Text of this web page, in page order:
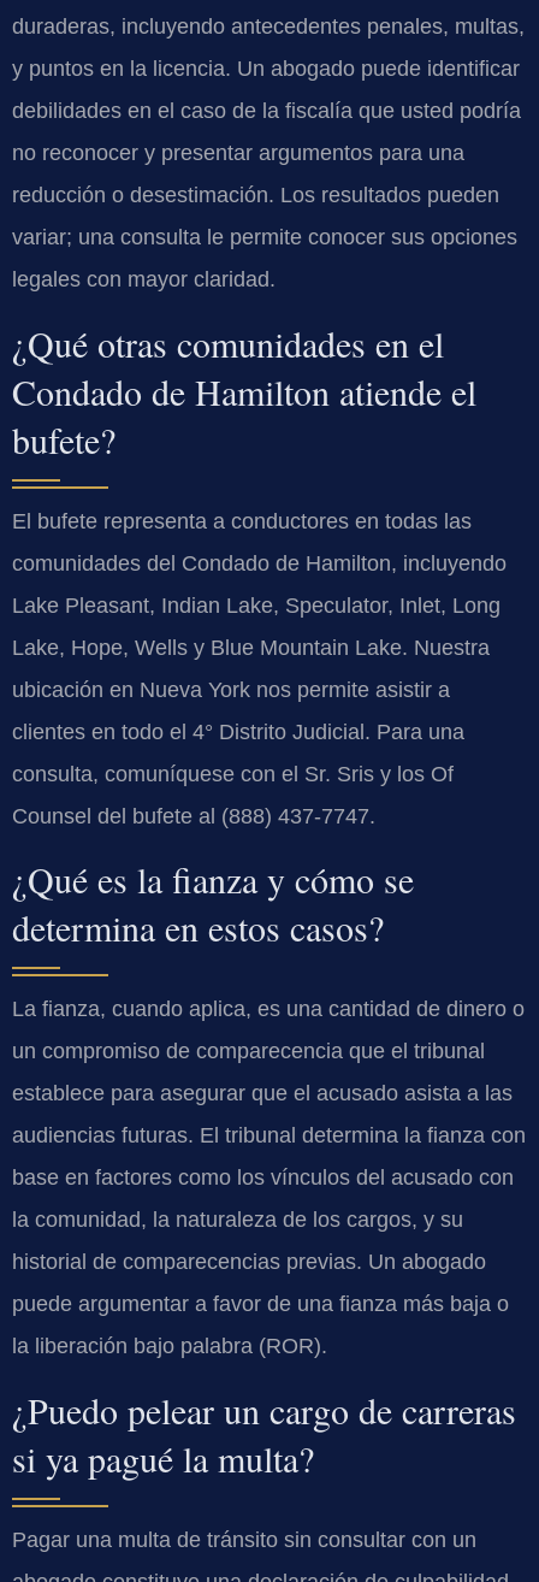
duraderas, incluyendo antecedentes penales, multas,
y puntos en la licencia. Un abogado puede identificar
debilidades en el caso de la fiscalía que usted podría
no reconocer y presentar argumentos para una
reducción o desestimación. Los resultados pueden
variar; una consulta le permite conocer sus opciones
legales con mayor claridad.
¿Qué otras comunidades en el
Condado de Hamilton atiende el
bufete?
El bufete representa a conductores en todas las
comunidades del Condado de Hamilton, incluyendo
Lake Pleasant, Indian Lake, Speculator, Inlet, Long
Lake, Hope, Wells y Blue Mountain Lake. Nuestra
ubicación en Nueva York nos permite asistir a
clientes en todo el 4° Distrito Judicial. Para una
consulta, comuníquese con el Sr. Sris y los Of
Counsel del bufete al (888) 437-7747.
¿Qué es la fianza y cómo se
determina en estos casos?
La fianza, cuando aplica, es una cantidad de dinero o
un compromiso de comparecencia que el tribunal
establece para asegurar que el acusado asista a las
audiencias futuras. El tribunal determina la fianza con
base en factores como los vínculos del acusado con
la comunidad, la naturaleza de los cargos, y su
historial de comparecencias previas. Un abogado
puede argumentar a favor de una fianza más baja o
la liberación bajo palabra (ROR).
¿Puedo pelear un cargo de carreras
si ya pagué la multa?
Pagar una multa de tránsito sin consultar con un